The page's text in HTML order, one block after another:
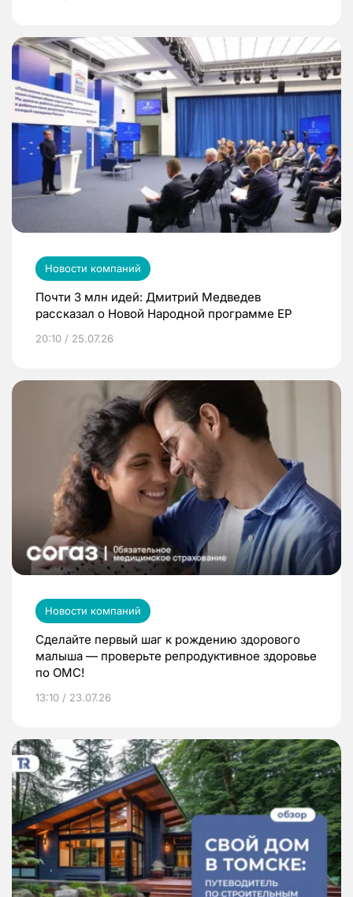
Новости компаний
Почти 3 млн идей: Дмитрий Медведев
рассказал о Новой Народной программе ЕР
20:10 / 25.07.26
Новости компаний
Сделайте первый шаг к рождению здорового
малыша — проверьте репродуктивное здоровье
по ОМС!
13:10 / 23.07.26